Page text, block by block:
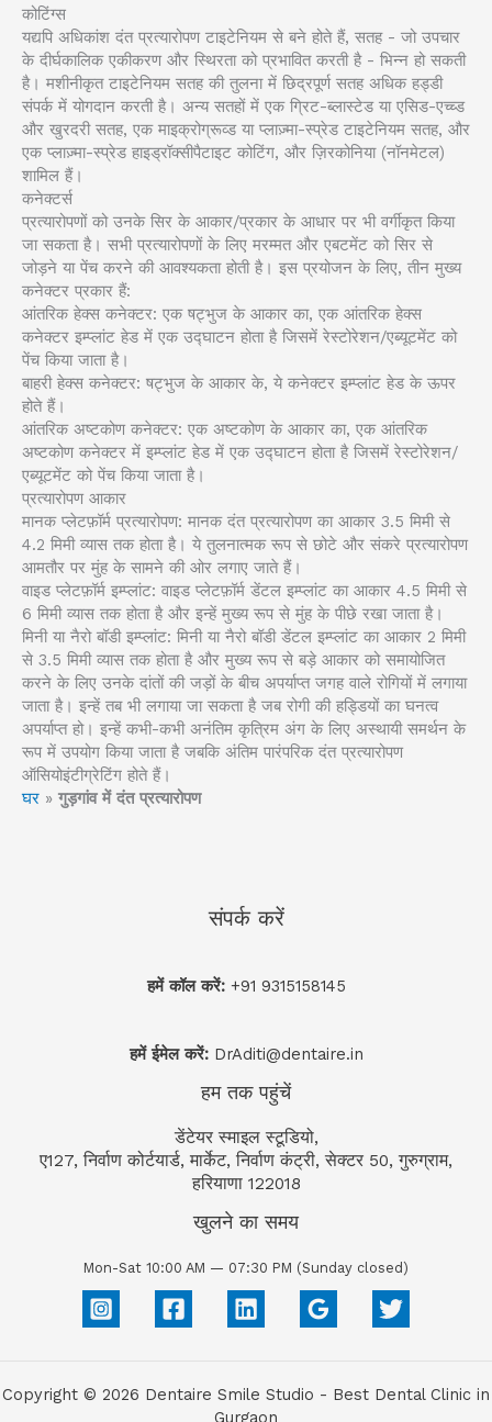
कोटिंग्स
यद्यपि अधिकांश दंत प्रत्यारोपण टाइटेनियम से बने होते हैं, सतह - जो उपचार
के दीर्घकालिक एकीकरण और स्थिरता को प्रभावित करती है - भिन्न हो सकती
है। मशीनीकृत टाइटेनियम सतह की तुलना में छिद्रपूर्ण सतह अधिक हड्डी
संपर्क में योगदान करती है। अन्य सतहों में एक ग्रिट-ब्लास्टेड या एसिड-एच्च्ड
और खुरदरी सतह, एक माइक्रोग्रूव्ड या प्लाज़्मा-स्प्रेड टाइटेनियम सतह, और
एक प्लाज़्मा-स्प्रेड हाइड्रॉक्सीपैटाइट कोटिंग, और ज़िरकोनिया (नॉनमेटल)
शामिल हैं।
कनेक्टर्स
प्रत्यारोपणों को उनके सिर के आकार/प्रकार के आधार पर भी वर्गीकृत किया
जा सकता है। सभी प्रत्यारोपणों के लिए मरम्मत और एबटमेंट को सिर से
जोड़ने या पेंच करने की आवश्यकता होती है। इस प्रयोजन के लिए, तीन मुख्य
कनेक्टर प्रकार हैं:
आंतरिक हेक्स कनेक्टर: एक षट्भुज के आकार का, एक आंतरिक हेक्स
कनेक्टर इम्प्लांट हेड में एक उद्घाटन होता है जिसमें रेस्टोरेशन/एब्यूटमेंट को
पेंच किया जाता है।
बाहरी हेक्स कनेक्टर: षट्भुज के आकार के, ये कनेक्टर इम्प्लांट हेड के ऊपर
होते हैं।
आंतरिक अष्टकोण कनेक्टर: एक अष्टकोण के आकार का, एक आंतरिक
अष्टकोण कनेक्टर में इम्प्लांट हेड में एक उद्घाटन होता है जिसमें रेस्टोरेशन/
एब्यूटमेंट को पेंच किया जाता है।
प्रत्यारोपण आकार
मानक प्लेटफ़ॉर्म प्रत्यारोपण: मानक दंत प्रत्यारोपण का आकार 3.5 मिमी से
4.2 मिमी व्यास तक होता है। ये तुलनात्मक रूप से छोटे और संकरे प्रत्यारोपण
आमतौर पर मुंह के सामने की ओर लगाए जाते हैं।
वाइड प्लेटफ़ॉर्म इम्प्लांट: वाइड प्लेटफ़ॉर्म डेंटल इम्प्लांट का आकार 4.5 मिमी से
6 मिमी व्यास तक होता है और इन्हें मुख्य रूप से मुंह के पीछे रखा जाता है।
मिनी या नैरो बॉडी इम्प्लांट: मिनी या नैरो बॉडी डेंटल इम्प्लांट का आकार 2 मिमी
से 3.5 मिमी व्यास तक होता है और मुख्य रूप से बड़े आकार को समायोजित
करने के लिए उनके दांतों की जड़ों के बीच अपर्याप्त जगह वाले रोगियों में लगाया
जाता है। इन्हें तब भी लगाया जा सकता है जब रोगी की हड्डियों का घनत्व
अपर्याप्त हो। इन्हें कभी-कभी अनंतिम कृत्रिम अंग के लिए अस्थायी समर्थन के
रूप में उपयोग किया जाता है जबकि अंतिम पारंपरिक दंत प्रत्यारोपण
ऑसियोइंटीग्रेटिंग होते हैं।
घर » गुड़गांव में दंत प्रत्यारोपण
संपर्क करें
हमें कॉल करें: +91 9315158145
हमें ईमेल करें: DrAditi@dentaire.in
हम तक पहुंचें
डेंटेयर स्माइल स्टूडियो,
ए127, निर्वाण कोर्टयार्ड, मार्केट, निर्वाण कंट्री, सेक्टर 50, गुरुग्राम,
हरियाणा 122018
खुलने का समय
Mon-Sat 10:00 AM — 07:30 PM (Sunday closed)
Copyright © 2026 Dentaire Smile Studio - Best Dental Clinic in
Gurgaon